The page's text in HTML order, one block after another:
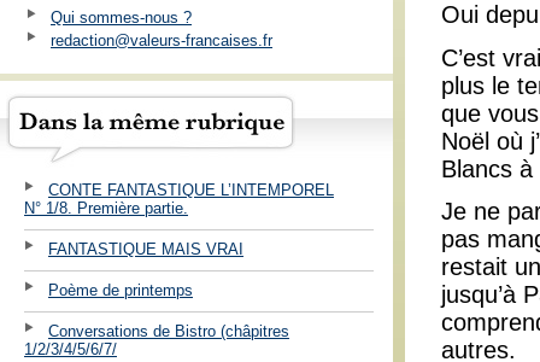
Qui sommes-nous ?
redaction@valeurs-francaises.fr
CONTE FANTASTIQUE L’INTEMPOREL
N° 1/8. Première partie.
FANTASTIQUE MAIS VRAI
Poème de printemps
Conversations de Bistro (châpitres
1/2/3/4/5/6/7/
Oui
C’est
plus le
que
Noël où
Blancs
Je ne
pas
restait
jusqu’à
autres.